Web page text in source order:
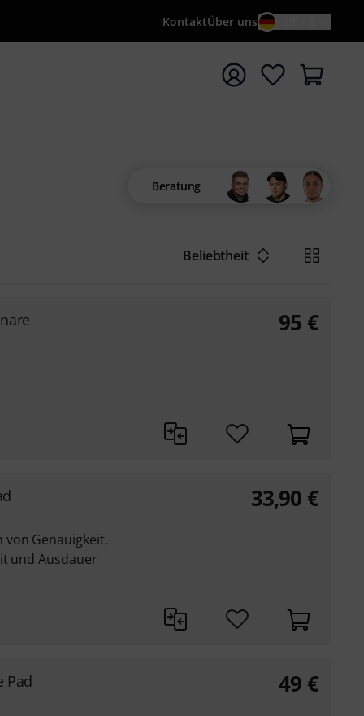
KontaktÜber uns
mit Suchwort {searchTerm} starten
Beratung
Beliebtheit
95 €
von Genauigkeit,
und Ausdauer
33,90 €
Pad 49 €